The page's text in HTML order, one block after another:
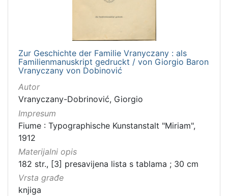
Zur Geschichte der Familie Vranyczany : als
Familienmanuskript gedruckt / von Giorgio Baron
Vranyczany von Dobinović
Autor
Vranyczany-Dobrinović, Giorgio
Impresum
Fiume : Typographische Kunstanstalt "Miriam",
1912
Materijalni opis
182 str., [3] presavijena lista s tablama ; 30 cm
Vrsta građe
knjiga